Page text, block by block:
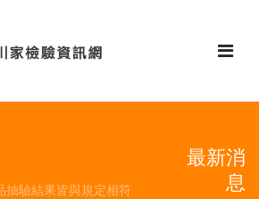
抽驗結果皆與規定相符
最新消
息